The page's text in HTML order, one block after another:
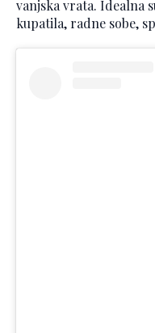
vanjska vrata. Idealna
kupatila, radne sobe,